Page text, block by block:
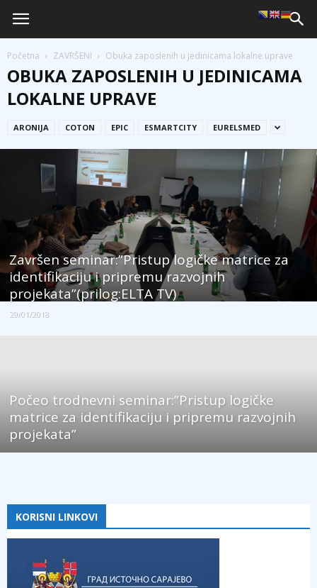
Početna ZAVRŠENI Obuka zaposlenih u jedinicama lokalne uprave
OBUKA ZAPOSLENIH U JEDINICAMA
LOKALNE UPRAVE
ARONIJA COTON EPIC ESMARTCITY EURELSMED
Završen seminar:”Pristup logičke matrice za
identifikaciju i pripremu razvojnih
projekata”(prilog:ELTA TV)
29/01/2018
Počeo trodnevni seminar:”Pristup logičke
matrice za identifikaciju i pripremu razvojnih
projekata”
KORISNI LINKOVI